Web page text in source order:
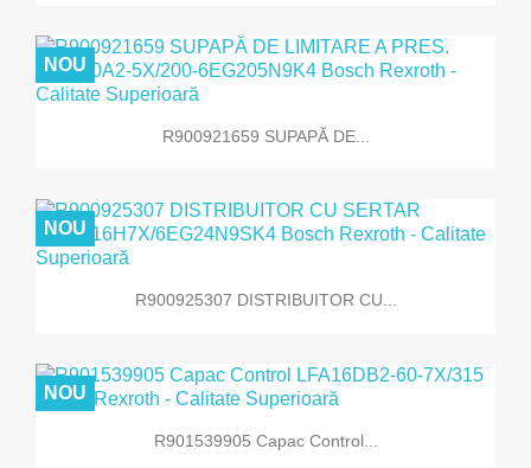
R900921659 SUPAPĂ DE...
NOU
R900925307 DISTRIBUITOR CU...
NOU
R901539905 Capac Control...
NOU